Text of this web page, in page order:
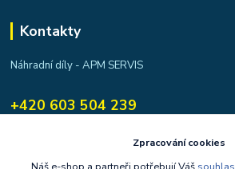
Kontakty
Náhradní díly - APM SERVIS
+420 603 504 239
apmservis@apmservis.czZpracování cookies
Náš e-shop a partneři potřebují Váš souhlas